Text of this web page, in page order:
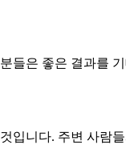
들은 좋은 결과를
입니다. 주변 사람